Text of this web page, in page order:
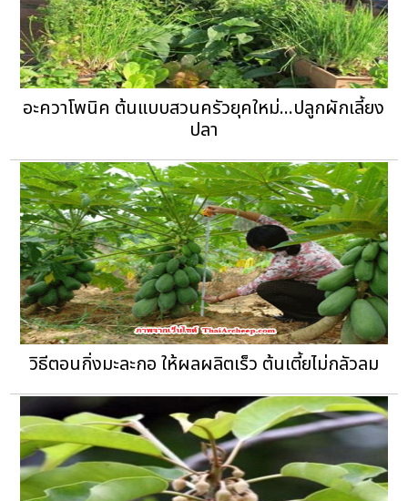
อะควาโพนิค ต้นแบบสวนครัวยุคใหม่...ปลูกผักเลี้ยง
ปลา
วิธีตอนกิ่งมะละกอ ให้ผลผลิตเร็ว ต้นเตี้ยไม่กลัวลม